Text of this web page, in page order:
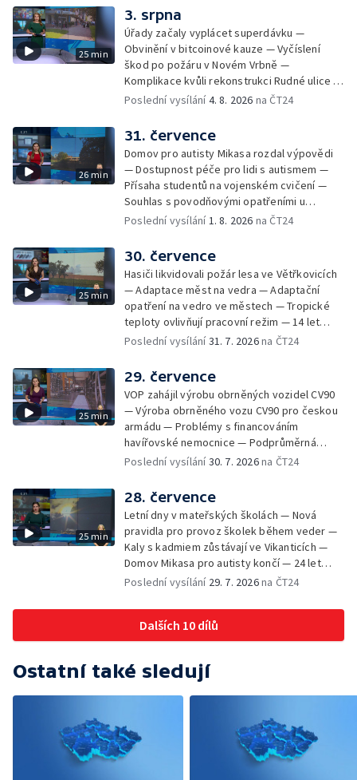
rozsudek v lihové kauze — Výročí
zavraždění Václava III. v Olomouci — Těžba
unikátní rašeliny pro lázně v Karlově
Studánce — Výběr ze sociálních sítí ČT —
Nový program pro léčbu obezity —
Olomoucké (nejen) shakespearovské léto
25 min
3. srpna
Úřady začaly vyplácet superdávku —
Obvinění v bitcoinové kauze — Vyčíslení
škod po požáru v Novém Vrbně —
Komplikace kvůli rekonstrukci Rudné ulice —
Nárůst zájmu o klimatizace — Výluka vlaků
Protipovodňová opatření v Troubkách —
Zájem o bydlení na vysokoškolskýc kolejích
— Vrcholí sklizeň levandulí
Poslední vysílání4. 8. 2026 na ČT24
26 min
31. července
Domov pro autisty Mikasa rozdal výpovědi
— Dostupnost péče pro lidi s autismem —
Přísaha studentů na vojenském cvičení —
Souhlas s povodňovými opatřeními u
Troubek — Opravy Rudné omezí dopravu —
počasí na následující dny — Vedra táhnou na
chladnější místa — Hasiči lokalizovali požár
lesa na Opavsku — Požáry zemědělské
techniky na Olomoucku — Dva roky od
požáru škol v Českém Těšíně — Výstava
Sladké vzpomínky Opavska
Poslední vysílání1. 8. 2026 na ČT24
25 min
30. července
Hasiči likvidovali požár lesa ve Větřkovicích
— Adaptace měst na vedra — Adaptační
opatření na vedro ve městech — Tropické
teploty ovlivňují pracovní režim — 14 let
vězení za vraždu ženy ve Staříči/ —
— Podvodník připravil 17 lidí o 4 miliony —
DPO pořídí 70 nových elektrobusů — V
Olomouci přibude 20 elektrobusů —
Mistryně světa Kneblová zpět v Olomouci —
Mobilní kurníky pomáhají s kvalitou půdy —
Výběr ze sociálních sítí ČT — Nové varhany v
Rudě u Rýmařova
Poslední vysílání31. 7. 2026na ČT24
25 min
29. července
VOP zahájil výrobu obrněných vozidel CV90
— Výroba obrněného vozu CV90 pro českou
armádu — Problémy s financováním
havířovské nemocnice — Podprůměrná
návštěvnost koupališť v červenci — Do
Nedostatek krve v transfuzních stanicích —
Spor kvůli novému chodníku na Keprník —
Olomoucké shakespearovské léto
Poslední vysílání30. 7. 2026na ČT24
25 min
28. července
Letní dny v mateřských školách — Nová
pravidla pro provoz školek během veder —
Kaly s kadmiem zůstávají ve Vikanticích —
Domov Mikasa pro autisty končí — 24 let
vězení za zapálení ženy — Kybernetický
Gorol se chystá na festival — Nová
cyklostezka až na Slovensko — AI pomáhá
při endoskopii — Výběr ze sociálních sítí ČT
Budoucnost vily Johanna Hückela v Novém
Poslední vysílání 29. 7. 2026na ČT24
Dalších 10 dílů
Ostatní také sledují